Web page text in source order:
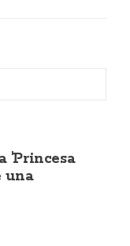
'Princesa
una